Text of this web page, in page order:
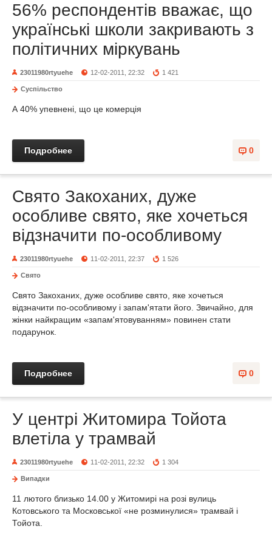
56% респондентів вважає, що
українські школи закривають з
політичних міркувань
23011980rtyuehe 12-02-2011, 22:32 1 421
Суспільство
А 40% упевнені, що це комерція
0
Подробнее
Свято Закоханих, дуже
особливе свято, яке хочеться
відзначити по-особливому
23011980rtyuehe 11-02-2011, 22:37 1 526
Свято
Свято Закоханих, дуже особливе свято, яке хочеться
відзначити по-особливому і запам'ятати його. Звичайно, для
жінки найкращим «запам'ятовуванням» повинен стати
подарунок.
0
Подробнее
У центрі Житомира Тойота
влетіла у трамвай
23011980rtyuehe 11-02-2011, 22:32 1 304
Випадки
11 лютого близько 14.00 у Житомирі на розі вулиць
Котовського та Московської «не розминулися» трамвай і
Тойота.